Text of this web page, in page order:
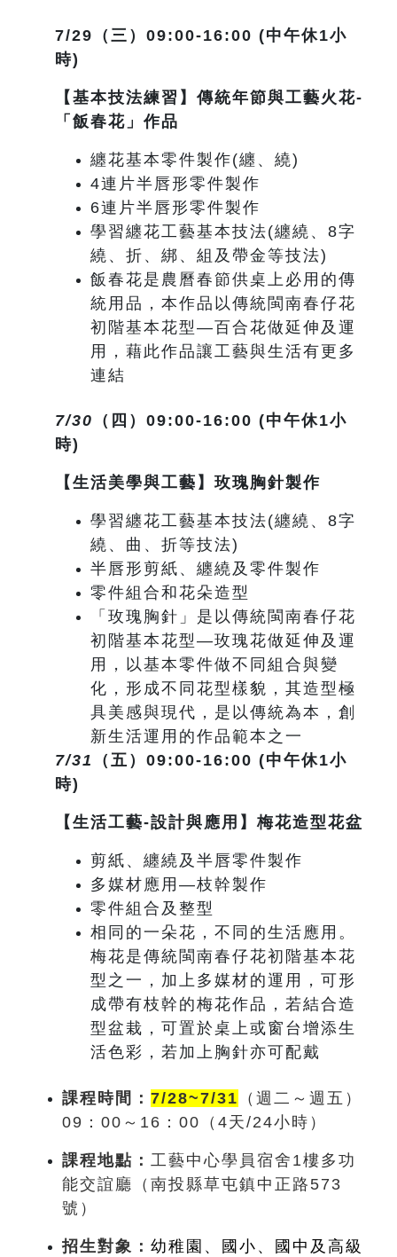
7/29 （三）09:00-16:00 (中午休1小
時)
【基本技法練習】傳統年節與工藝火花-
「飯春花」作品
纏花基本零件製作(纏、繞)
4連片半唇形零件製作
6連片半唇形零件製作
學習纏花工藝基本技法(纏繞、8字
繞、折、綁、組及帶金等技法)
飯春花是農曆春節供桌上必用的傳
統用品，本作品以傳統閩南春仔花
初階基本花型—百合花做延伸及運
用，藉此作品讓工藝與生活有更多
連結
7/30 （四）09:00-16:00 (中午休1小
時)
【生活美學與工藝】玫瑰胸針製作
學習纏花工藝基本技法(纏繞、8字
繞、曲、折等技法)
半唇形剪紙、纏繞及零件製作
零件組合和花朵造型
「玫瑰胸針」是以傳統閩南春仔花
初階基本花型—玫瑰花做延伸及運
用，以基本零件做不同組合與變
化，形成不同花型樣貌，其造型極
具美感與現代，是以傳統為本，創
新生活運用的作品範本之一
7/31
（五）09:00-16:00 (中午休1小
時)
【生活工藝-設計與應用】梅花造型花盆
剪紙、纏繞及半唇零件製作
多媒材應用—枝幹製作
零件組合及整型
相同的一朵花，不同的生活應用。
梅花是傳統閩南春仔花初階基本花
型之一，加上多媒材的運用，可形
成帶有枝幹的梅花作品，若結合造
型盆栽，可置於桌上或窗台增添生
活色彩，若加上胸針亦可配戴
課程時間： 7/28~7/31 （週 二～週五 ）
09 ：00 ～ 16 ：00 （4天/24小時）
課程地點： 工藝中心學員宿舍1樓多功
能交誼廳（南投縣草屯鎮中正路573
號）
招生對象： 幼稚園、國小、國中及高級